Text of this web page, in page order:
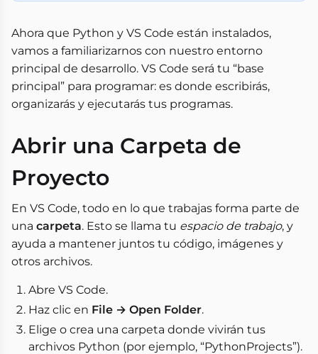
Ahora que Python y VS Code están instalados,
vamos a familiarizarnos con nuestro entorno
principal de desarrollo. VS Code será tu “base
principal” para programar: es donde escribirás,
organizarás y ejecutarás tus programas.
Abrir una Carpeta de
Proyecto
En VS Code, todo en lo que trabajas forma parte de
una carpeta. Esto se llama tu espacio de trabajo, y
ayuda a mantener juntos tu código, imágenes y
otros archivos.
Abre VS Code.
Haz clic en File → Open Folder.
Elige o crea una carpeta donde vivirán tus
archivos Python (por ejemplo, “PythonProjects”).